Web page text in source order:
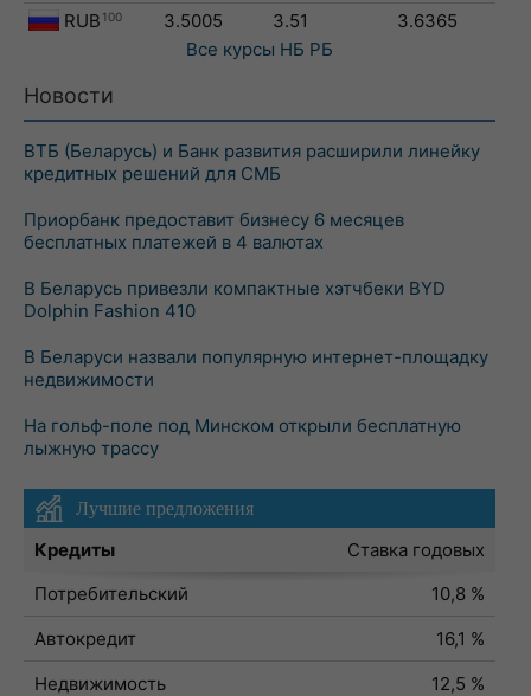
RUB 100 3.5005 3.51
3.6365
Все курсы НБ РБ
Новости
ВТБ (Беларусь) и Банк развития расширили линейку
кредитных решений для СМБ
Приорбанк предоставит бизнесу 6 месяцев
бесплатных платежей в 4 валютах
В Беларусь привезли компактные хэтчбеки BYD
Dolphin Fashion 410
В Беларуси назвали популярную интернет-площадку
недвижимости
На гольф-поле под Минском открыли бесплатную
лыжную трассу
Лучшие предложения
Кредиты
Ставка годовых
Потребительский
10,8 %
Автокредит
16,1 %
Недвижимость
12,5 %